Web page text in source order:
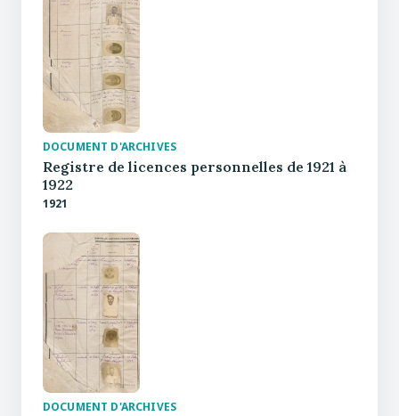
DOCUMENT D'ARCHIVES
Registre de licences personnelles de 1921 à
1922
1921
DOCUMENT D'ARCHIVES